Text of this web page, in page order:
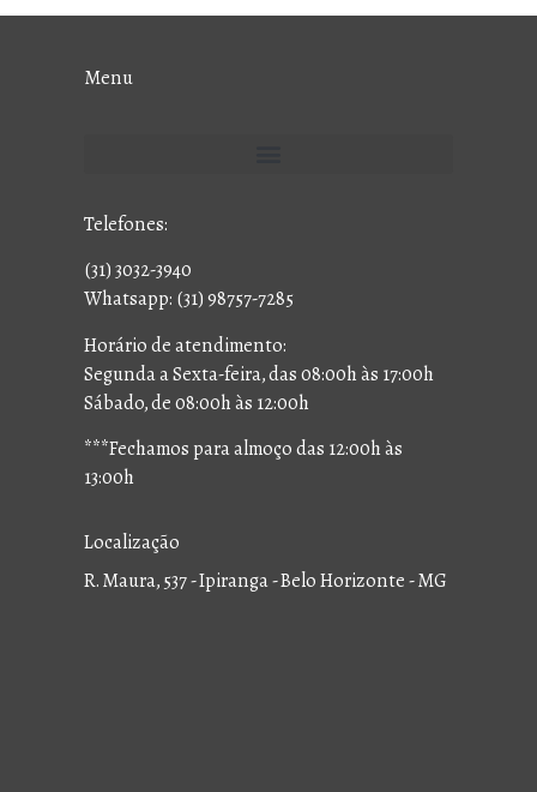
Menu
Telefones:
(31) 3032-3940
Whatsapp: (31) 98757-7285
Horário de atendimento:
Segunda a Sexta-feira, das 08:00h às 17:00h
Sábado, de 08:00h às 12:00h
***Fechamos para almoço das 12:00h às
13:00h
Localização
R. Maura, 537 - Ipiranga - Belo Horizonte - MG